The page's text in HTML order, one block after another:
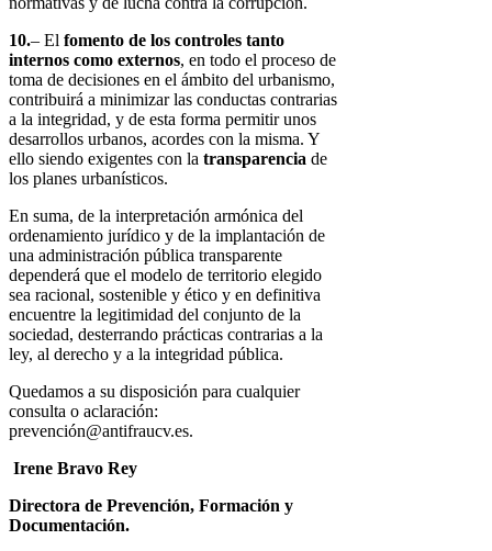
10.– El fomento de los controles tanto
internos como externos, en todo el proceso de
toma de decisiones en el ámbito del urbanismo,
contribuirá a minimizar las conductas contrarias
a la integridad, y de esta forma permitir unos
desarrollos urbanos, acordes con la misma. Y
ello siendo exigentes con la transparencia de
los planes urbanísticos.
En suma, de la interpretación armónica del
ordenamiento jurídico y de la implantación de
una administración pública transparente
dependerá que el modelo de territorio elegido
sea racional, sostenible y ético y en definitiva
encuentre la legitimidad del conjunto de la
sociedad, desterrando prácticas contrarias a la
ley, al derecho y a la integridad pública.
Quedamos a su disposición para cualquier
consulta o aclaración:
prevención@antifraucv.es.
Irene Bravo Rey
Directora de Prevención, Formación y
Documentación.